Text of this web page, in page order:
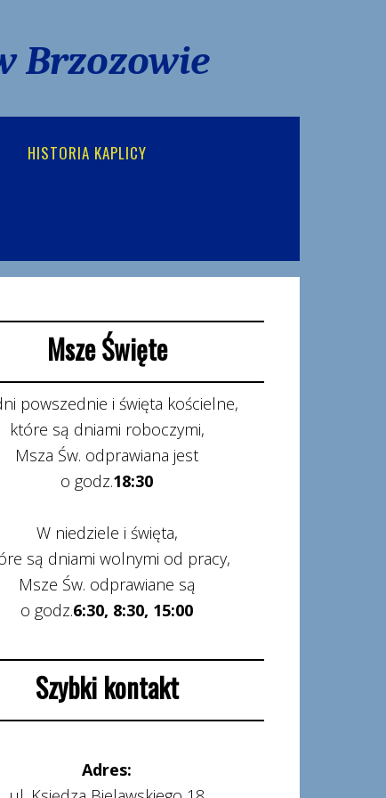
Brzozowie
HISTORIA KAPLICY
Msze Święte
powszednie i święta kościelne,
które są dniami roboczymi,
Msza Św. odprawiana jest
o godz.18:30
W niedziele i święta,
są dniami wolnymi od pracy,
Msze Św. odprawiane są
o godz.6:30, 8:30, 15:00
Szybki kontakt
Adres: